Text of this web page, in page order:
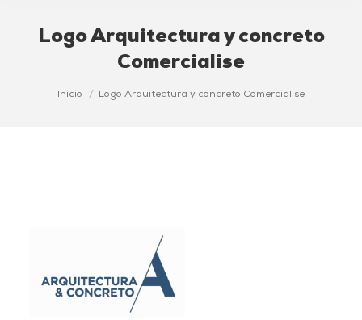
Logo Arquitectura y concreto
Comercialise
Estás aquí:
Inicio Logo Arquitectura y concreto Comercialise